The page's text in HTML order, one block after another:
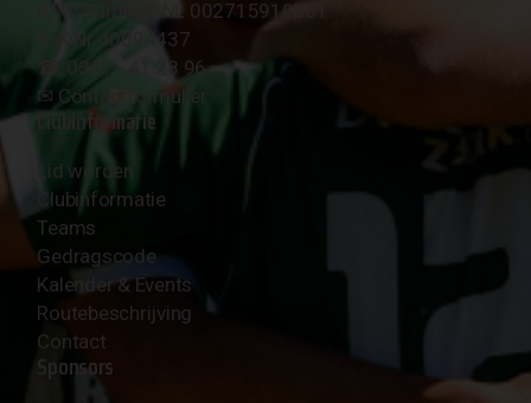
BTW Nummer NL 002715910B01
KvK Nr 40094437
☎︎ 0341 - 41 28 96
✉︎ Contactformulier
Clubinformatie
Lid worden
Clubinformatie
Teams
Gedragscode
Kalender & Events
Routebeschrijving
Contact
Sponsors